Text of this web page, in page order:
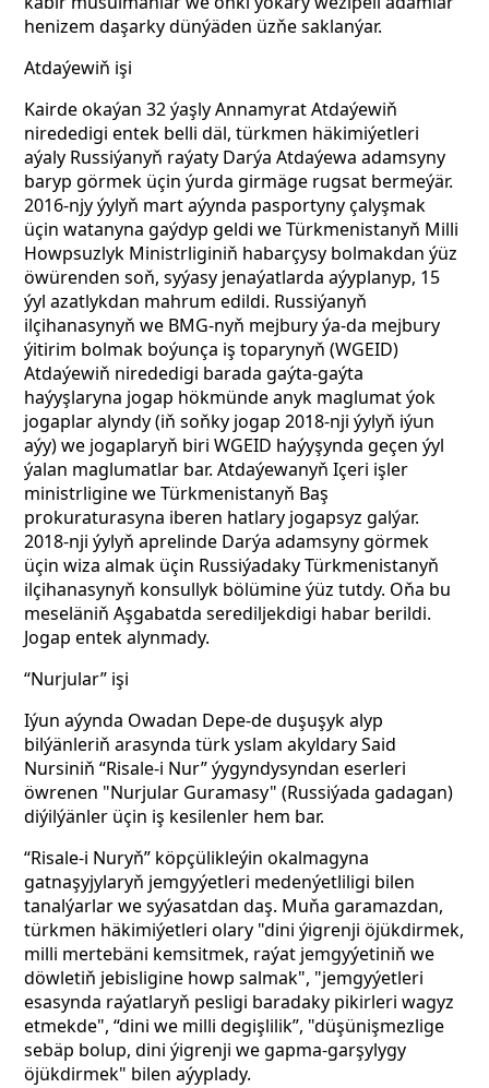
henizem daşarky dünýäden üzňe saklanýar.
Atdaýewiň işi
Kairde okaýan 32 ýaşly Annamyrat Atdaýewiň
nirededigi entek belli däl, türkmen häkimiýetleri
aýaly Russiýanyň raýaty Darýa Atdaýewa adamsyny
baryp görmek üçin ýurda girmäge rugsat bermeýär.
2016-njy ýylyň mart aýynda pasportyny çalyşmak
üçin watanyna gaýdyp geldi we Türkmenistanyň Milli
Howpsuzlyk Ministrliginiň habarçysy bolmakdan ýüz
öwürenden soň, syýasy jenaýatlarda aýyplanyp, 15
ýyl azatlykdan mahrum edildi. Russiýanyň
ilçihanasynyň we BMG-nyň mejbury ýa-da mejbury
ýitirim bolmak boýunça iş toparynyň (WGEID)
Atdaýewiň nirededigi barada gaýta-gaýta
haýyşlaryna jogap hökmünde anyk maglumat ýok
jogaplar alyndy (iň soňky jogap 2018-nji ýylyň iýun
aýy) we jogaplaryň biri WGEID haýyşynda geçen ýyl
ýalan maglumatlar bar. Atdaýewanyň Içeri işler
ministrligine we Türkmenistanyň Baş
prokuraturasyna iberen hatlary jogapsyz galýar.
2018-nji ýylyň aprelinde Darýa adamsyny görmek
üçin wiza almak üçin Russiýadaky Türkmenistanyň
ilçihanasynyň konsullyk bölümine ýüz tutdy. Oňa bu
meseläniň Aşgabatda serediljekdigi habar berildi.
Jogap entek alynmady.
“Nurjular” işi
Iýun aýynda Owadan Depe-de duşuşyk alyp
bilýänleriň arasynda türk yslam akyldary Said
Nursiniň “Risale-i Nur” ýygyndysyndan eserleri
öwrenen "Nurjular Guramasy" (Russiýada gadagan)
diýilýänler üçin iş kesilenler hem bar.
“Risale-i Nuryň” köpçülikleýin okalmagyna
gatnaşyjylaryň jemgyýetleri medenýetliligi bilen
tanalýarlar we syýasatdan daş. Muňa garamazdan,
türkmen häkimiýetleri olary "dini ýigrenji öjükdirmek,
milli mertebäni kemsitmek, raýat jemgyýetiniň we
döwletiň jebisligine howp salmak", "jemgyýetleri
esasynda raýatlaryň pesligi baradaky pikirleri wagyz
etmekde", “dini we milli degişlilik”, "düşünişmezlige
sebäp bolup, dini ýigrenji we gapma-garşylygy
öjükdirmek" bilen aýyplady.